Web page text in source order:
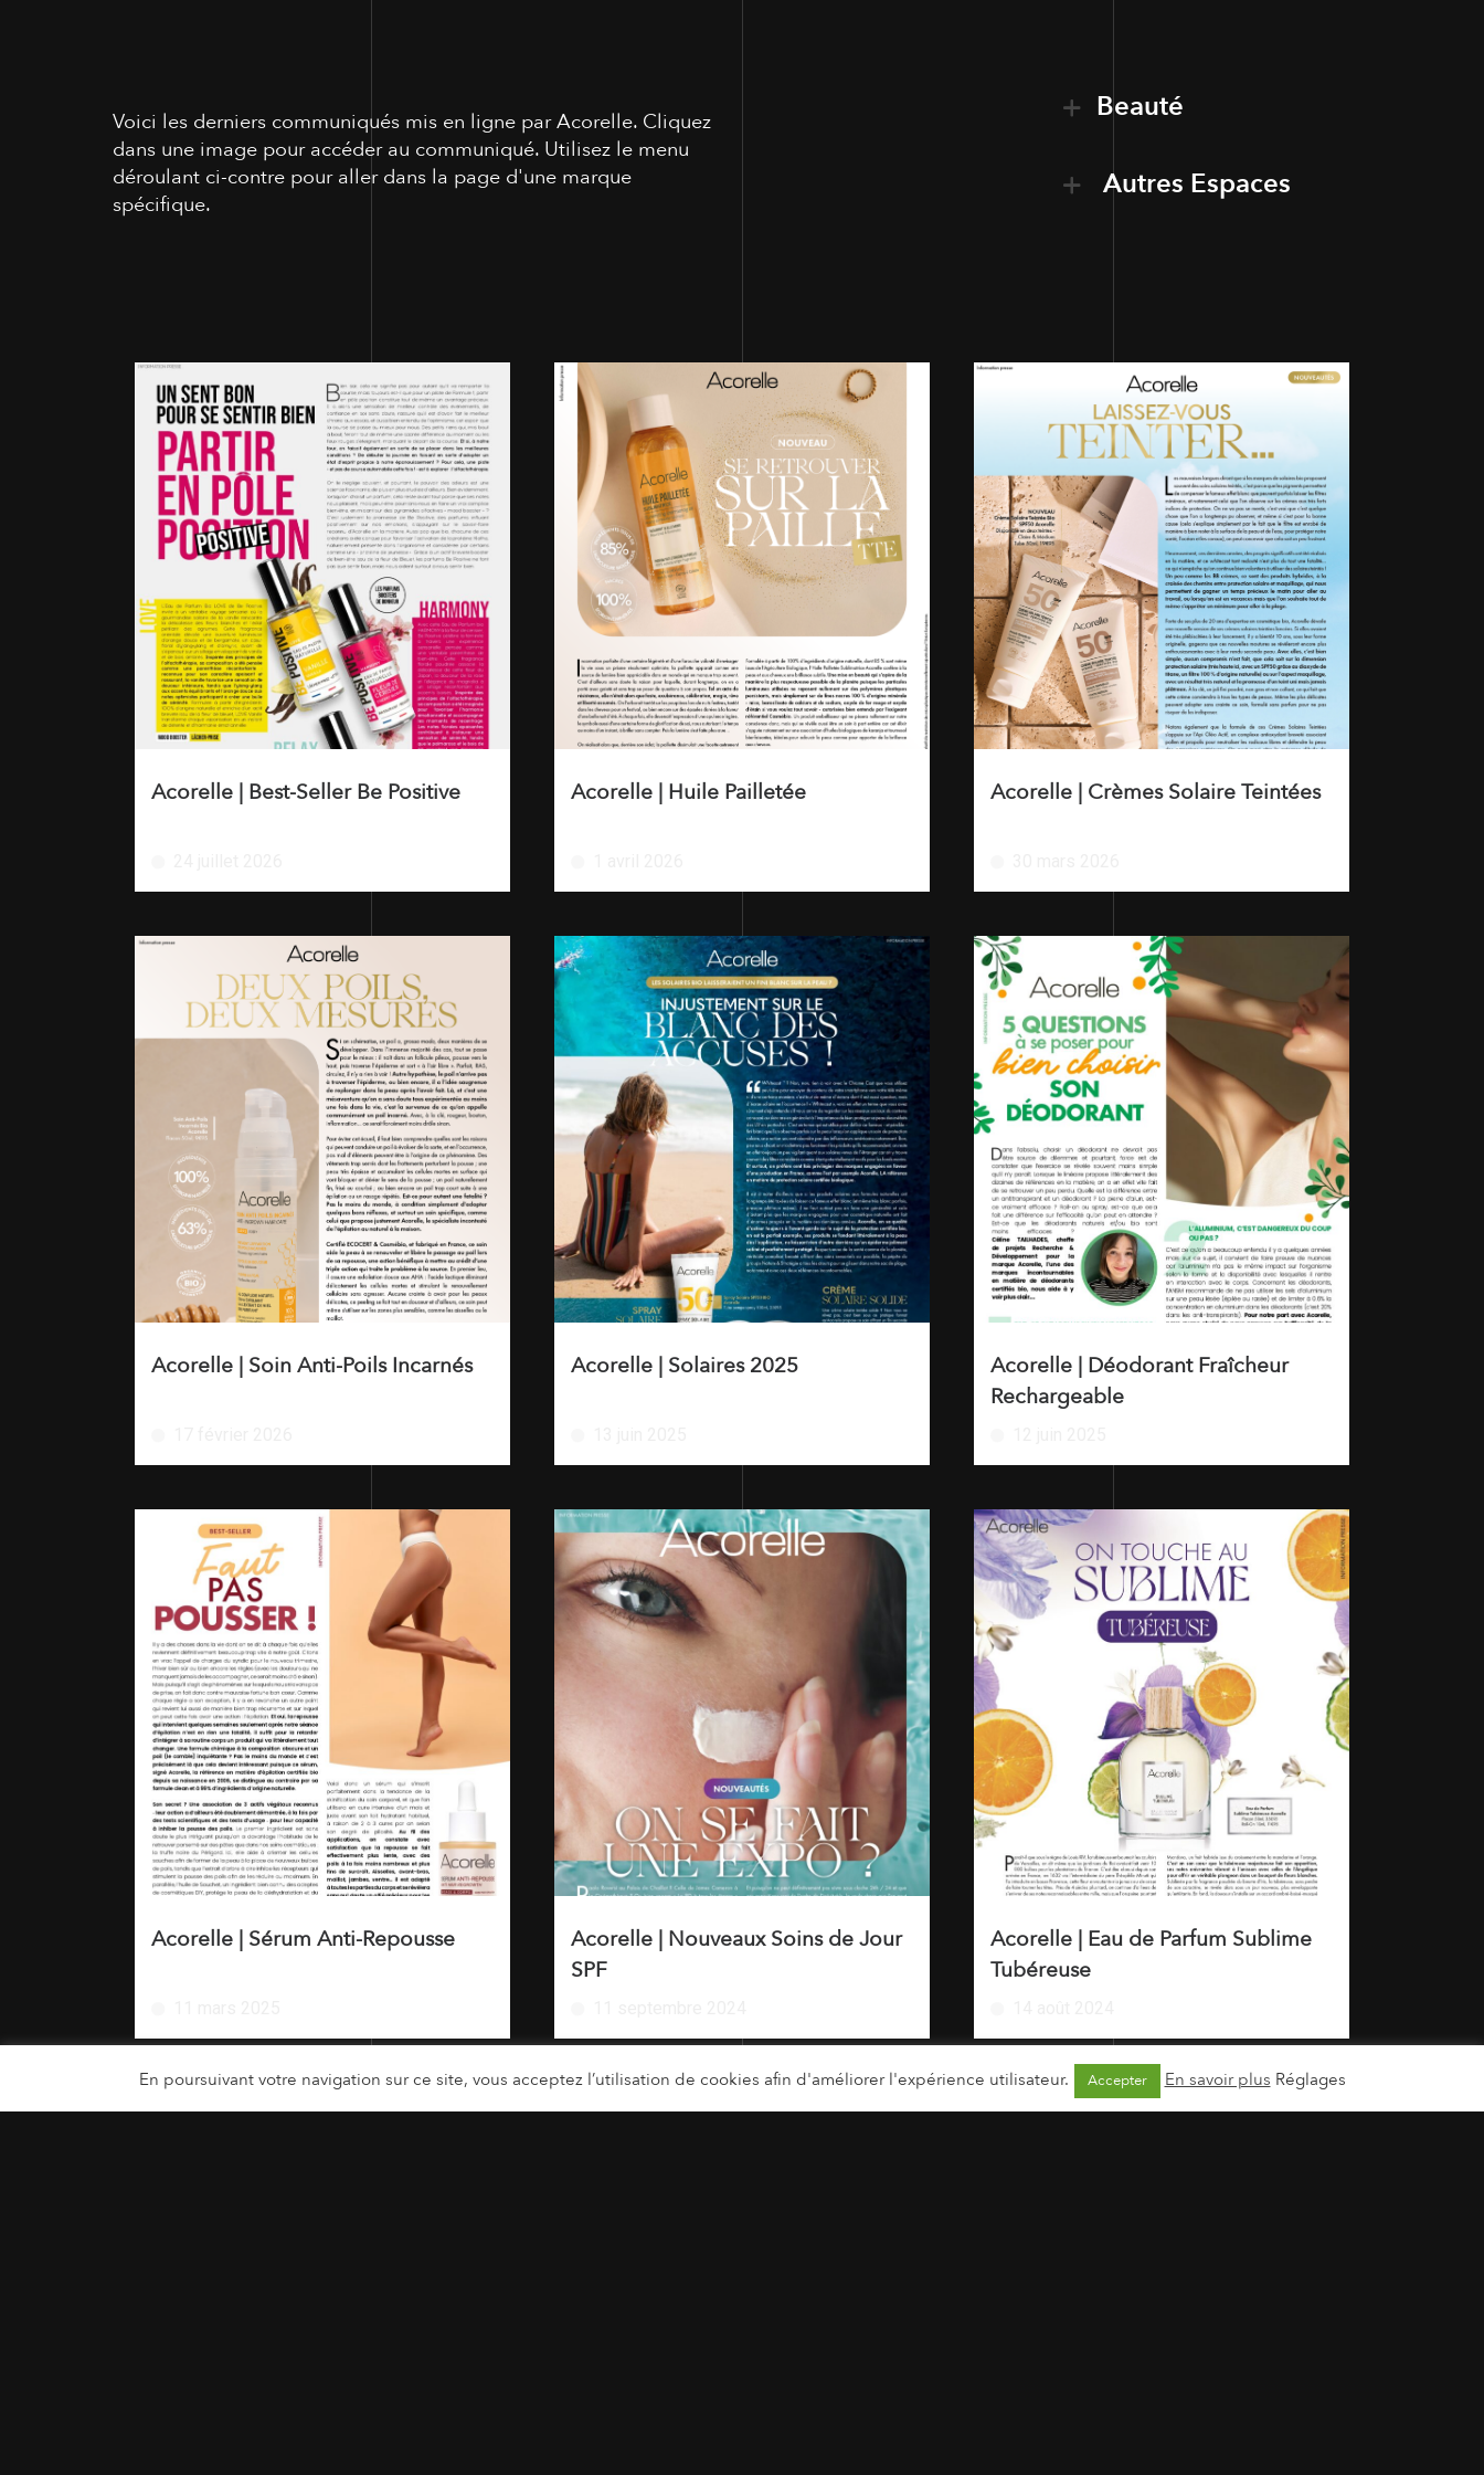
Beauté
Autres Espaces
Voici les derniers communiqués mis en ligne par Acorelle. Cliquez
dans une image pour accéder au communiqué. Utilisez le menu
déroulant ci-contre pour aller dans la page d'une marque
spécifique.
Acorelle | Best-Seller Be Positive Acorelle | Huile Pailletée Acorelle | Crèmes Solaire Teintées
Acorelle | Soin Anti-Poils Incarnés Acorelle | Solaires 2025
Acorelle | Déodorant Fraîcheur
Rechargeable
Acorelle | Sérum Anti-Repousse
Acorelle | Nouveaux Soins de Jour
SPF
Acorelle | Eau de Parfum Sublime
Tubéreuse
CHARGER LA SUITE
En poursuivant votre navigation sur ce site, vous acceptez l’utilisation de cookies afin d'améliorer l'expérience utilisateur. Accepter En savoir plus Réglages